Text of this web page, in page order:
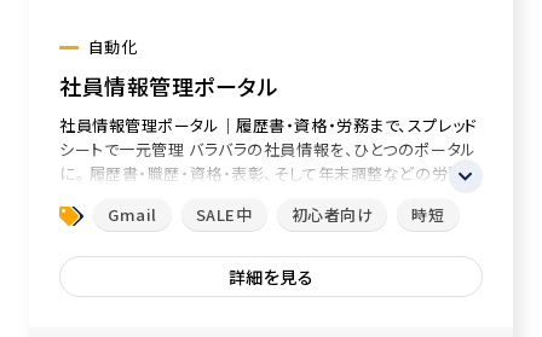
自動化
社員情報管理ポータル
社員情報管理ポータル｜履歴書・資格・労務まで、スプレッド
シートで一元管理 バラバラの社員情報を、ひとつのポータル
に。 履歴書・職歴・資格・表彰、そして年末調整などの労務
Gmail SALE中 初心者向け 時短
詳細を見る